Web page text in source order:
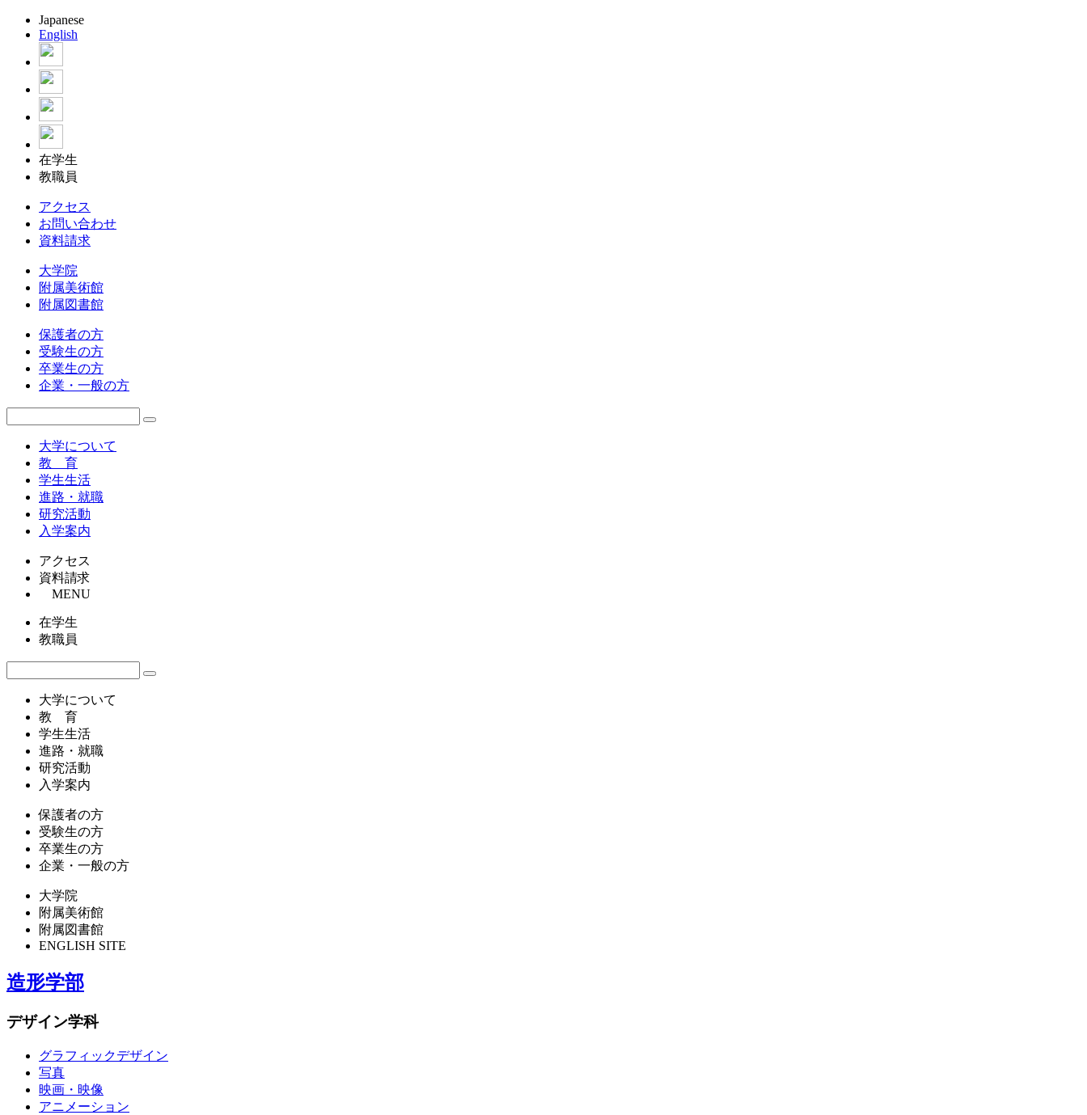
Japanese
English
在学生
教職員
アクセス
お問い合わせ
資料請求
大学院
附属美術館
附属図書館
保護者の方
受験生の方
卒業生の方
企業・一般の方
大学について
教 育
学生生活
進路・就職
研究活動
入学案内
アクセス
資料請求
MENU
在学生
教職員
大学について
教 育
学生生活
進路・就職
研究活動
入学案内
保護者の方
受験生の方
卒業生の方
企業・一般の方
大学院
附属美術館
附属図書館
ENGLISH SITE
造形学部
デザイン学科
グラフィックデザイン
写真
映画・映像
アニメーション